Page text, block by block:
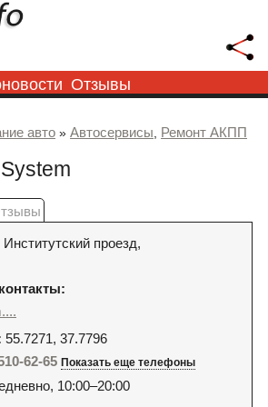
Отзывы
авто » Автосервисы, Ремонт АКПП
Институтский проезд,
55.7271, 37.7796
62-65 Показать еще телефоны
10:00–20:00